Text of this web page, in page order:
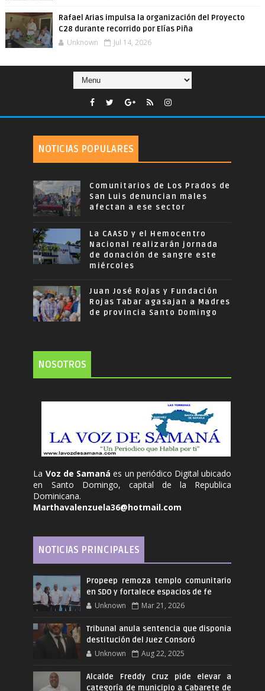
Rafael Arias impulsa la organización del Proyecto
C28 durante recorrido por Elías Piña
Unknown Jul 14, 2026
NOTICIAS POPULARES
Comunitarios de Los Prados de
San Luis denuncian males
afectan a ese sector
La CAASD y el Hemocentro
Nacional realizarán jornada
de donación de sangre este
miércoles
Juan José Rojas y Fundación
Rojas Tabar agasajan a Madres
de provincia Santo Domingo
NOSOTROS
La Voz de Samanáes un periódico Digital ubicado
en Santo Domingo, capital de la Republica
Dominicana.
Marthavalenzuela36@hotmail.com
NOTICIAS PRINCIPALES
Propeep remoza templo comunitario
en SDO y fortalece espacios de fe
Unknown Mar 21, 2026
Tribunal anula sentencia que disponia
destitución del Juez Consoró
Unknown Aug 22, 2025
Alcalde Freddy Cruz pide elevar a
categoría de municipio a Cabarete de